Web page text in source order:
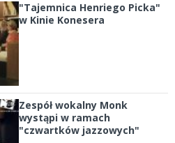
"Tajemnica Henriego Picka"
w Kinie Konesera
Zespół wokalny Monk
wystąpi w ramach
"czwartków jazzowych"